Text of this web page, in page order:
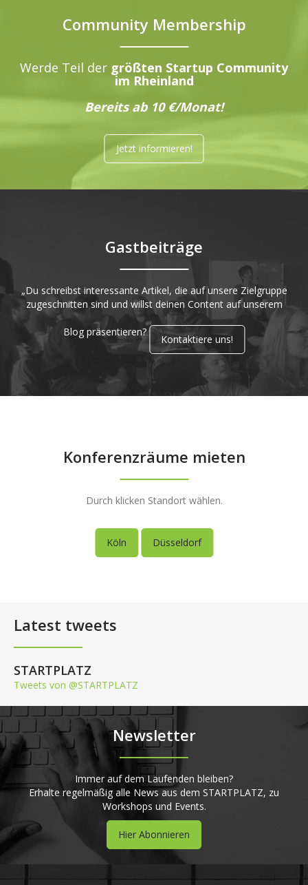
Community Membership
Werde Teil der größten Startup Community
im Rheinland
Bereits ab 10 €/Monat!
Jetzt informieren!
Gastbeiträge
„Du schreibst interessante Artikel, die auf unsere Zielgruppe
zugeschnitten sind und willst deinen Content auf unserem
Blog präsentieren?
Kontaktiere uns!
Konferenzräume mieten
Durch klicken Standort wählen.
Köln Düsseldorf
Latest tweets
STARTPLATZ
Tweets von @STARTPLATZ
Newsletter
Immer auf dem Laufenden bleiben?
Erhalte regelmäßig alle News aus dem STARTPLATZ, zu
Workshops und Events.
Hier Abonnieren